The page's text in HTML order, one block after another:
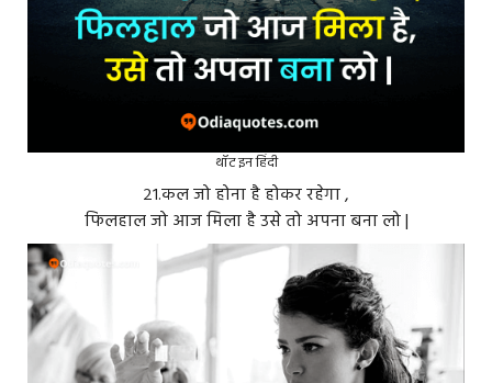
थॉट इन हिंदी
२१.कल जो होना है होकर रहेगा ,
फिलहाल जो आज मिला है उसे तो अपना बना लो |